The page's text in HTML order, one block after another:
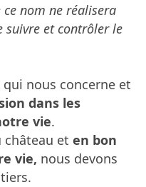
nom ne réalisera
suivre et contrôler le
qui nous concerne et
dans les
vie.
château et en bon
vie, nous devons